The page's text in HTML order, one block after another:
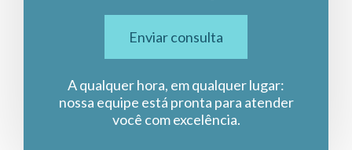
Enviar consulta
A qualquer hora, em qualquer lugar:
nossa equipe está pronta para atender
você com excelência.